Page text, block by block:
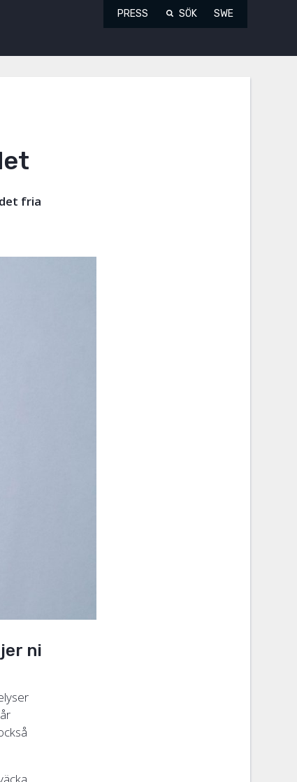
PRESS SÖK SWE
fria
ni